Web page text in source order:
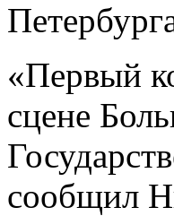
«Первый
сцене
сообщил